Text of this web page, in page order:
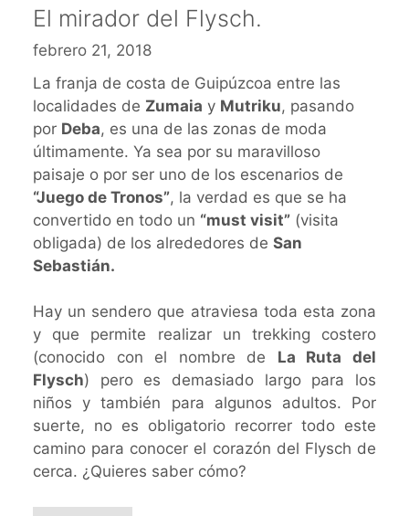
El mirador del Flysch.
febrero 21, 2018
La franja de costa de Guipúzcoa entre las
localidades de Zumaia y Mutriku, pasando
por Deba, es una de las zonas de moda
últimamente. Ya sea por su maravilloso
paisaje o por ser uno de los escenarios de
“Juego de Tronos”, la verdad es que se ha
convertido en todo un “must visit” (visita
obligada) de los alrededores de San
Sebastián.
Hay un sendero que atraviesa toda esta zona
y que permite realizar un trekking costero
(conocido con el nombre de La Ruta del
Flysch) pero es demasiado largo para los
niños y también para algunos adultos. Por
suerte, no es obligatorio recorrer todo este
camino para conocer el corazón del Flysch de
cerca. ¿Quieres saber cómo?